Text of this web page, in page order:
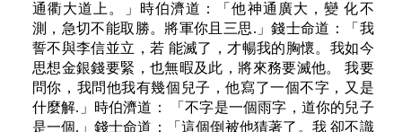
通衢大道上。」時伯濟道：「他神通廣大，變 化不
測，急切不能取勝。將軍你且三思.」錢士命道：「我
誓不與李信並立，若 能滅了，才暢我的胸懷。我如今
思想金銀錢要緊，也無暇及此，將來務要滅他。 我要
問你，我問他我有幾個兒子，他寫了一個不字，又是
什麼解.」時伯濟道： 「不字是一個雨字，道你的兒子
是一個.」錢士命道：「這個倒被他猜著了。我 卻不識